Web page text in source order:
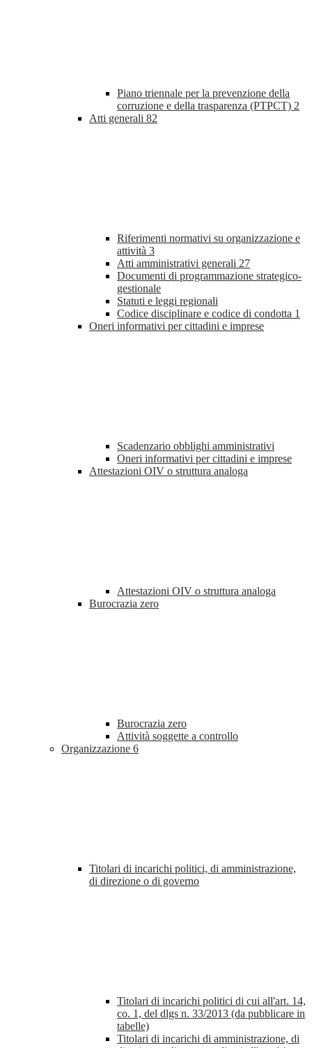
Piano triennale per la prevenzione della
corruzione e della trasparenza (PTPCT) 2
Atti generali 82
Riferimenti normativi su organizzazione e
attività 3
Atti amministrativi generali 27
Documenti di programmazione strategico-
gestionale
Statuti e leggi regionali
Codice disciplinare e codice di condotta 1
Oneri informativi per cittadini e imprese
Scadenzario obblighi amministrativi
Oneri informativi per cittadini e imprese
Attestazioni OIV o struttura analoga
Attestazioni OIV o struttura analoga
Burocrazia zero
Burocrazia zero
Attività soggette a controllo
Organizzazione 6
Titolari di incarichi politici, di amministrazione,
di direzione o di governo
Titolari di incarichi politici di cui all'art. 14,
co. 1, del dlgs n. 33/2013 (da pubblicare in
tabelle)
Titolari di incarichi di amministrazione, di